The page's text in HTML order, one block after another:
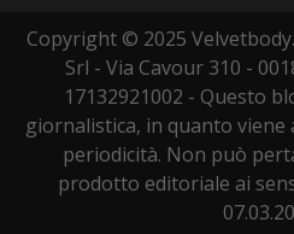
Copyright © 2025
Srl - Via Cavour 310 -
17132921002 - Questo
giornalistica, in quanto
periodicità. Non può
prodotto editoriale ai